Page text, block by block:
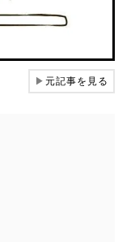
▶元記事を見る